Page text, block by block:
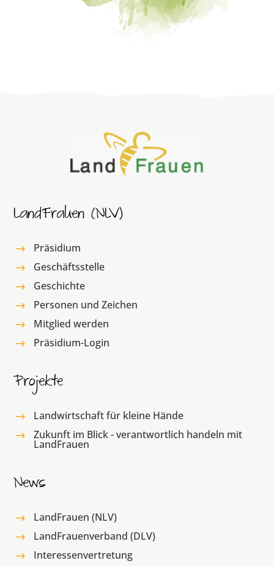
LandFrauen (NLV)
$ Präsidium
$ Geschäftsstelle
$ Geschichte
$ Personen und Zeichen
$ Mitglied werden
$ Präsidium-Login
Projekte
$ Landwirtschaft für kleine Hände
$ Zukunft im Blick - verantwortlich handeln mit
LandFrauen
News
$ LandFrauen (NLV)
$ LandFrauenverband (DLV)
$ Interessenvertretung